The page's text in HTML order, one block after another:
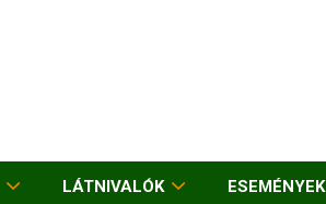
LÁTNIVALÓK ESEMÉNYEK